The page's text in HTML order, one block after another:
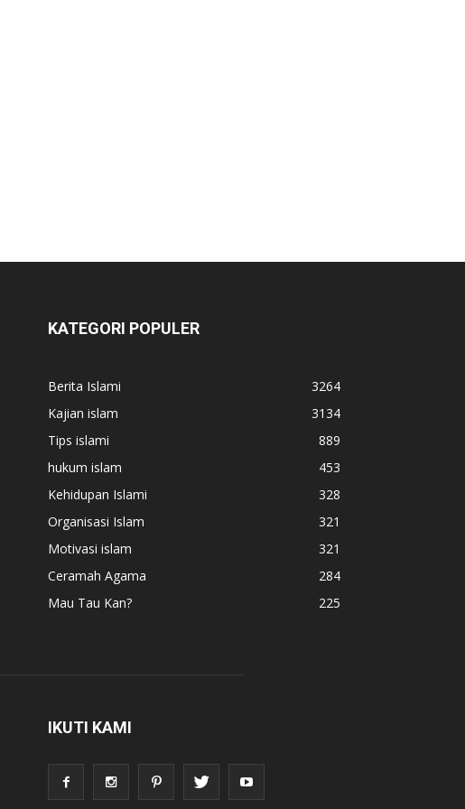
KATEGORI POPULER
Berita Islami
3264
Kajian islam
3134
Tips islami
889
hukum islam
453
Kehidupan Islami
328
Organisasi Islam
321
Motivasi islam
321
Ceramah Agama
284
Mau Tau Kan?
225
IKUTI KAMI